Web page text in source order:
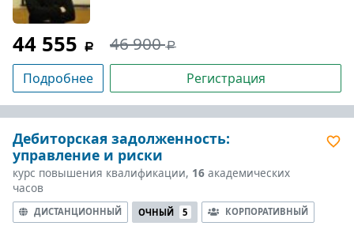
44 555 46 900
Подробнее Регистрация
Дебиторская задолженность:
управление и риски
курс повышения квалификации, 16 академических
часов
ДИСТАНЦИОННЫЙ ОЧНЫЙ 5 КОРПОРАТИВНЫЙ